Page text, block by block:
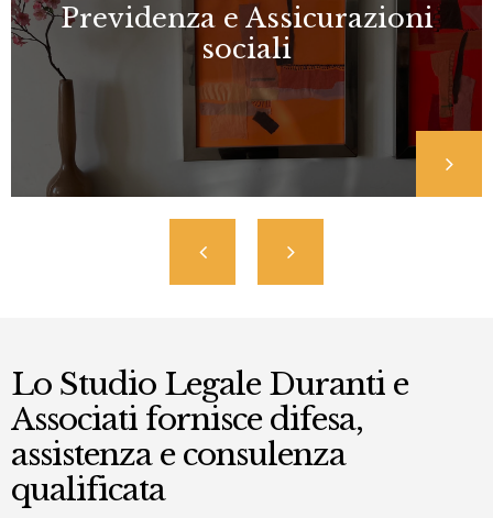
Previdenza e Assicurazioni
sociali
Lo Studio Legale Duranti e
Associati fornisce difesa,
assistenza e consulenza
qualificata